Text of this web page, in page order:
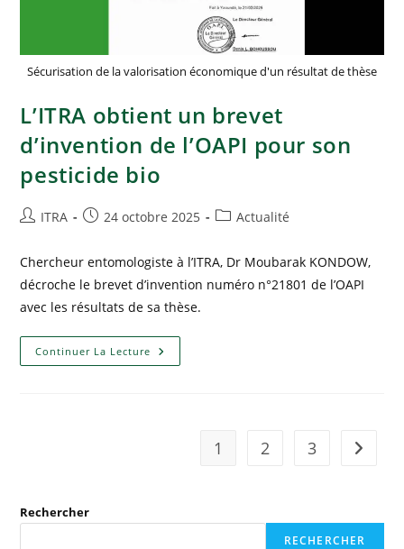
Sécurisation de la valorisation économique d'un résultat de thèse
L’ITRA obtient un brevet
d’invention de l’OAPI pour son
pesticide bio
ITRA 24 octobre 2025 Actualité
Chercheur entomologiste à l’ITRA, Dr Moubarak KONDOW,
décroche le brevet d’invention numéro n°21801 de l’OAPI
avec les résultats de sa thèse.
Continuer La Lecture
1 2 3
Rechercher
RECHERCHER